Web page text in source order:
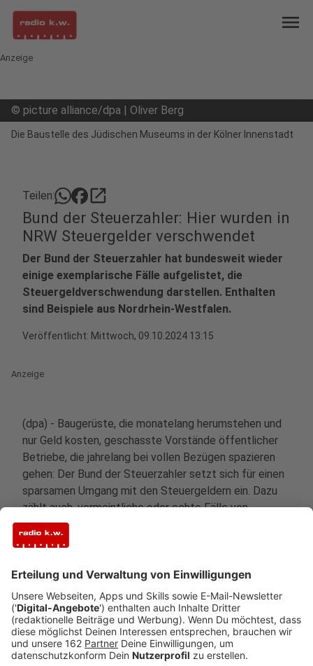
menu
Anzeige
© picture alliance/dpa | Oliver Berg
Die Baustelle des Jüdischen Museums in der Kölner Innenstadt
Teilen: open_in_new
Bund der Steuerzahler: Hier wurden in
NRW Steuergelder verschwendet
Der Bund der Steuerzahler hat bundesweit wieder
einige exemplarische Fälle aufgelistet, die
Steuergeldverschwendung darstellen. Enthalten
sind Beispiele aus Nordrhein-Westfalen.
Veröffentlicht: Mittwoch, 09.10.2024 13:15
Anzeige
(dpa) - Baugerüste, die monatelang herumstehen und
nur Geld kosten, geschasste Vorstände öffentlicher
Betriebe, die jahrelang bei vollen Bezügen spazieren
gehen: Der Bund der Steuerzahler setzt sich für einen
sparsamen Umgang mit den Steuergeldern ein. Dazu
zählt auch, vermeintliche oder echte Fälle von
Steuerverschwendung im jährlich erscheinenden
Schwarzbuch "Die öffentliche Verschwendung"
Wir stellen euch einige Beispiele aus Nordrhein-
Westfalen vor.
Anzeige